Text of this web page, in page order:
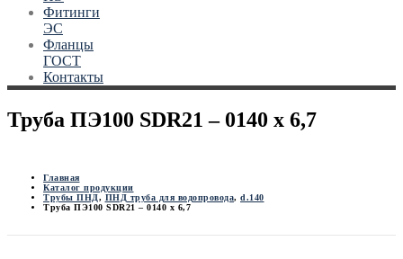
Фитинги
ЭС
Фланцы
ГОСТ
Контакты
Труба ПЭ100 SDR21 – 0140 х 6,7
Главная
Каталог продукции
Трубы ПНД, ПНД труба для водопровода, d.140
Труба ПЭ100 SDR21 – 0140 х 6,7